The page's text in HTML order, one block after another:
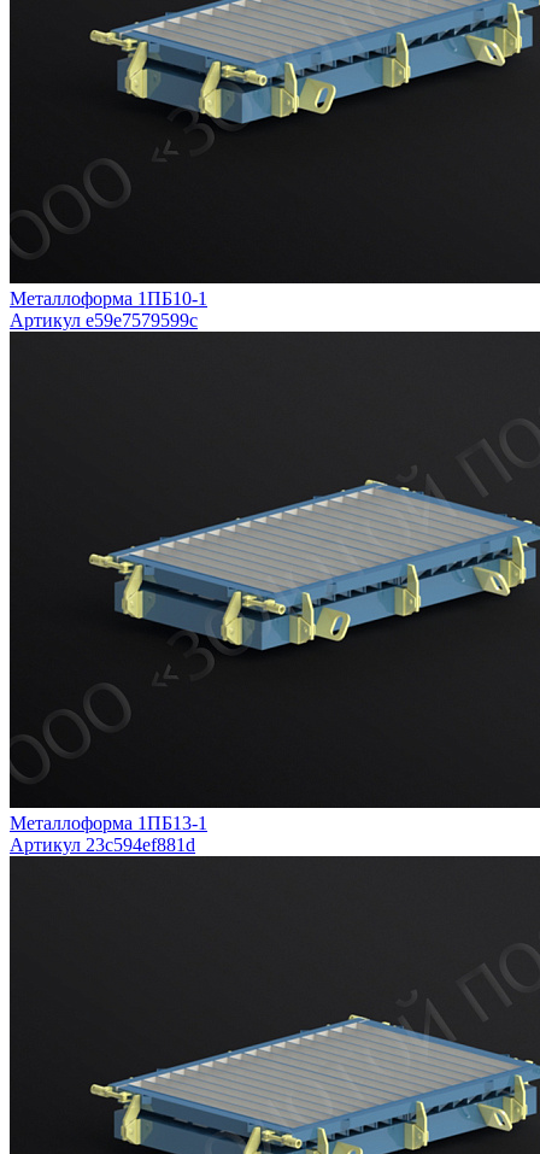
Металлоформа 1ПБ10-1
Артикул e59e7579599c
Металлоформа 1ПБ13-1
Артикул 23c594ef881d